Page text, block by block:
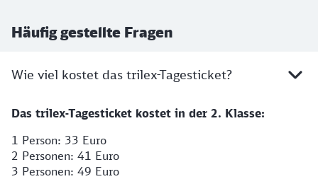
Häufig gestellte Fragen
Wie viel kostet das trilex-Tagesticket?
Das trilex-Tagesticket kostet in der 2. Klasse:
1 Person: 33 Euro
2 Personen: 41 Euro
3 Personen: 49 Euro